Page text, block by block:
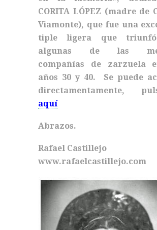
CORITA LÓPEZ (madre de
Viamonte), que fue una
tiple ligera que
algunas de las
compañías de zarzuela
años 30 y 40. Se puede
directamentamente,
aquí
Abrazos.
Rafael Castillejo
www.rafaelcastillejo.com